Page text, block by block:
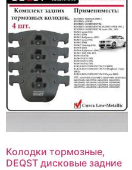
Колодки тормозные,
DEQST дисковые задние